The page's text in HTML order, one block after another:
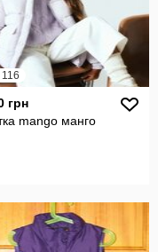
грн
mango манго